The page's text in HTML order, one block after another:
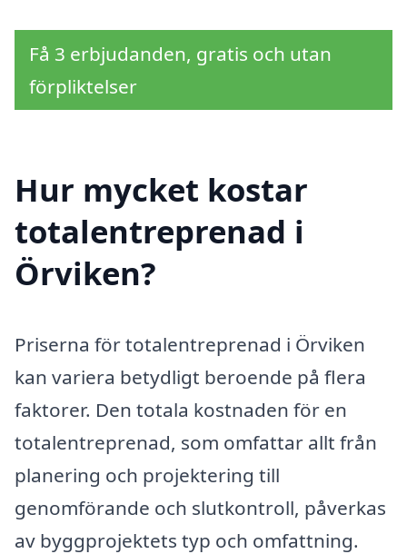
Få 3 erbjudanden, gratis och utan
förpliktelser
Hur mycket kostar
totalentreprenad i
Örviken?
Priserna för totalentreprenad i Örviken
kan variera betydligt beroende på flera
faktorer. Den totala kostnaden för en
totalentreprenad, som omfattar allt från
planering och projektering till
genomförande och slutkontroll, påverkas
av byggprojektets typ och omfattning.